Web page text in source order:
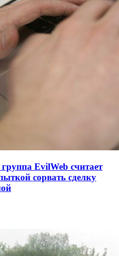
EvilWeb считает
сорвать сделку